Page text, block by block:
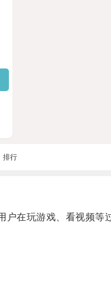
排行
在玩游戏、看视频等